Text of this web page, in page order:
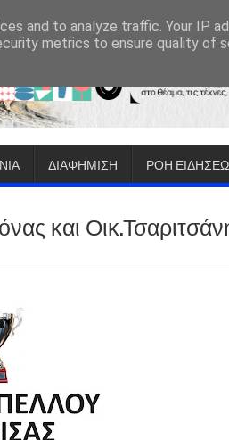
ΔΙΑΦΗΜΙΣΗ ΡΟΗ
και
and to analyze traffic. Your IP
metrics to ensure quality of